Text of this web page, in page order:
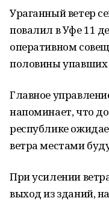
Ураганный ветер
повалил в Уфе 11
оперативном
половины упавших
Главное
напоминает, что до
республике
ветра местами
При усилении
выход из зданий,